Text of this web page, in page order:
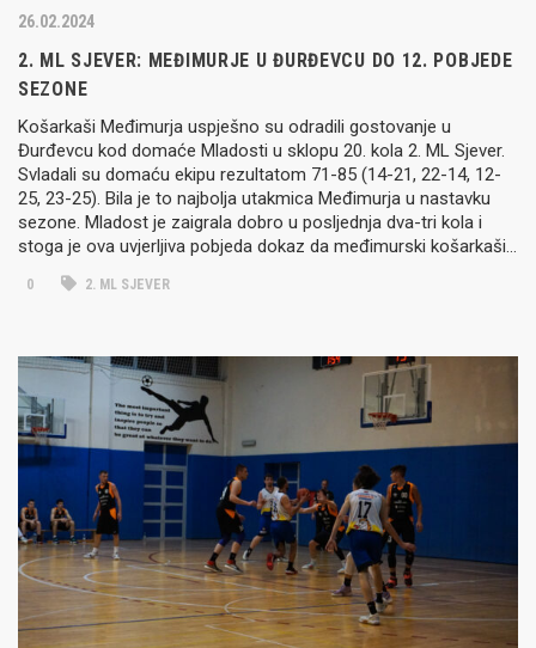
26.02.2024
2. ML SJEVER: MEĐIMURJE U ĐURĐEVCU DO 12. POBJEDE
SEZONE
Košarkaši Međimurja uspješno su odradili gostovanje u
Đurđevcu kod domaće Mladosti u sklopu 20. kola 2. ML Sjever.
Svladali su domaću ekipu rezultatom 71-85 (14-21, 22-14, 12-
25, 23-25). Bila je to najbolja utakmica Međimurja u nastavku
sezone. Mladost je zaigrala dobro u posljednja dva-tri kola i
stoga je ova uvjerljiva pobjeda dokaz da međimurski košarkaši…
0 2. ML SJEVER